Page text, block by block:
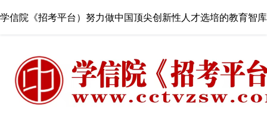
学信院《招考平台）努力做中国顶尖创新性人才选培的教育智库